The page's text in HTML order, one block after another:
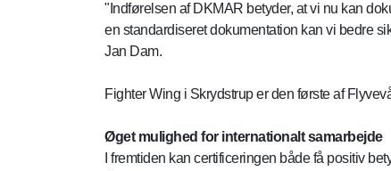
"Indførelsen af DKMAR betyder, at vi nu kan
en standardiseret dokumentation kan vi bedre
Jan Dam.
Fighter Wing i Skrydstrup er den første af
Øget mulighed for internationalt samarbejde
I fremtiden kan certificeringen både få positiv